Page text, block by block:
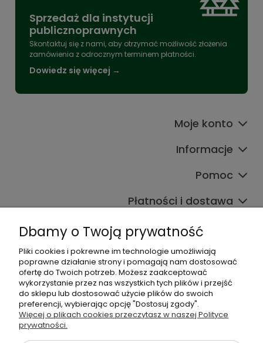
Sprzedaż dla instytucji
publicznoprawnych
Skontaktuj się z nami, aby otrzymać możliwość złożenia
zamówienia z odrocznym terminem płatności.
Dowiedz się więcej →
Moje konto
Informacje
Pomoc
Płatności i dostawa
Wpisy
Dane kontaktowe
Zadzwoń do nas lub napisz wiadomość e-mail:
+48 537 782 564
+48 537 461 261
Dbamy o Twoją prywatność
Pliki cookies i pokrewne im technologie umożliwiają
poprawne działanie strony i pomagają nam dostosować
ofertę do Twoich potrzeb. Możesz zaakceptować
wykorzystanie przez nas wszystkich tych plików i przejść
do sklepu lub dostosować użycie plików do swoich
preferencji, wybierając opcję "Dostosuj zgody".
Więcej o plikach cookies przeczytasz w naszej Polityce
prywatności.